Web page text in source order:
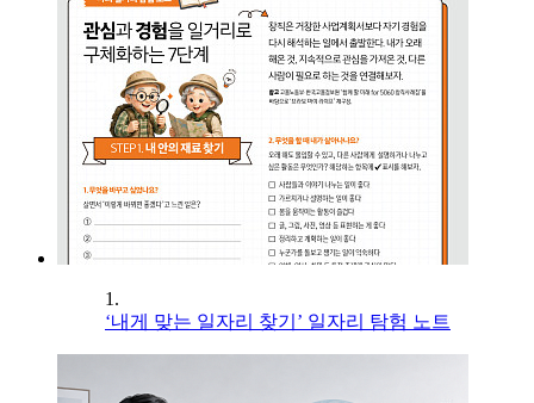
1.
‘내게 맞는 일자리 찾기’ 일자리 탐험 노트